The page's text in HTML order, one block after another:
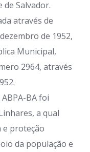
de Salvador.
através de
de 1952,
Municipal,
2964, através
BA foi
a qual
e proteção
da população e